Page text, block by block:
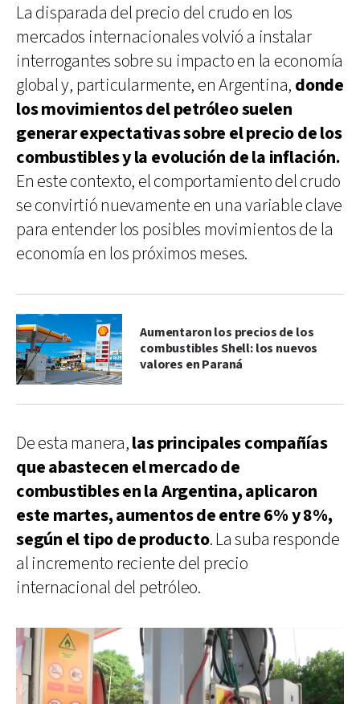
La disparada del precio del crudo en los
mercados internacionales volvió a instalar
interrogantes sobre su impacto en la economía
global y, particularmente, en Argentina, donde
los movimientos del petróleo suelen
generar expectativas sobre el precio de los
combustibles y la evolución de la inflación.
En este contexto, el comportamiento del crudo
se convirtió nuevamente en una variable clave
para entender los posibles movimientos de la
economía en los próximos meses.
Aumentaron los precios de los
combustibles Shell: los nuevos
valores en Paraná
De esta manera,las principales compañías
que abastecen el mercado de
combustibles en la Argentina, aplicaron
este martes, aumentos de entre 6% y 8%,
según el tipo de producto. La suba responde
al incremento reciente del precio
internacional del petróleo.